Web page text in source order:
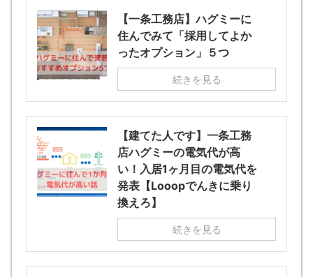
【一条工務店】ハグミーに
住んでみて「採用してよか
ったオプション」５つ
続きを見る
【建てた人です】一条工務
店ハグミーの電気代が高
い！入居1ヶ月目の電気代を
発表【Looopでんきに乗り
換えろ】
続きを見る